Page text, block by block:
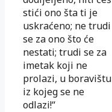
stići ono šta ti je
uskraćeno; ne trudi
se za ono što će
nestati; trudi se za
imetak koji ne
prolazi, u boravištu
iz kojeg se ne
odlazi!“